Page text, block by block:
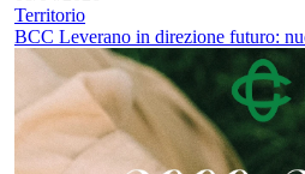
Territorio
BCC Leverano in direzione futuro: